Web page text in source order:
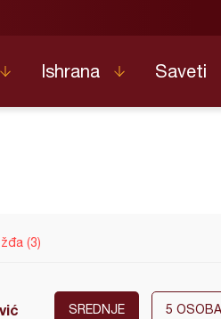
Ishrana Saveti
(3)
SREDNJE 5 OSOBA